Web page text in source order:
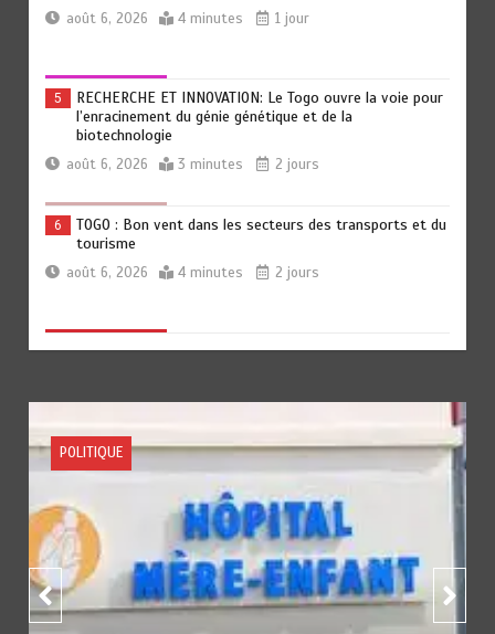
août 6, 2026 4 minutes 1 jour
5
RECHERCHE ET INNOVATION: Le Togo ouvre la voie pour
l’enracinement du génie génétique et de la
biotechnologie
août 6, 2026 3 minutes 2 jours
6
TOGO : Bon vent dans les secteurs des transports et du
tourisme
août 6, 2026 4 minutes 2 jours
1
RODRI AU BARÇA PLUTOT QU’AU REAL MADRID : Les
août 7, 2026 5 minutes 16 heures
TRANSFORMATION SOCIALE : L’importance pour le Togo
d’avoir une Feuille de route
août 7, 2026 5 minutes 16 heures
3
TOGO : Sauver la mère devient un indicateur de
ACTUALITE FOOTBALL SPORTS